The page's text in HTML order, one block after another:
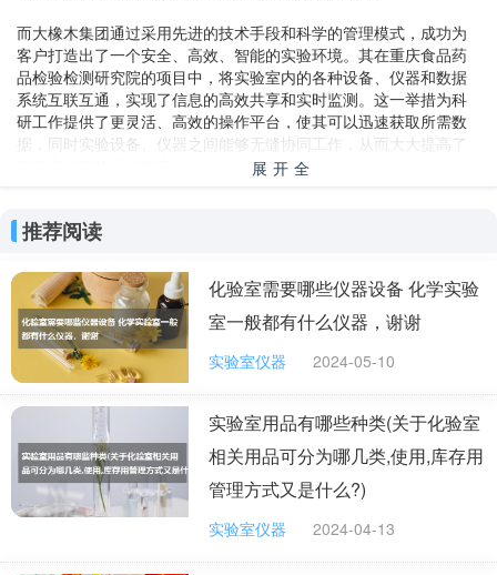
而大橡木集团通过采用先进的技术手段和科学的管理模式，成功为
客户打造出了一个安全、高效、智能的实验环境。其在重庆食品药
品检验检测研究院的项目中，将实验室内的各种设备、仪器和数据
系统互联互通，实现了信息的高效共享和实时监测。这一举措为科
研工作提供了更灵活、高效的操作平台，使其可以迅速获取所需数
据，同时实验设备、仪器之间能够无缝协同工作，从而大大提高了
如何做好高校未来的实验室建设工作
瞻性，强化技术更新与设备升级，确保实验室安全与环境友好，并
加强跨学科合作与国际交流。
首先，实验室的规划与设计应具有高瞻远瞩的特性。高校应依据自
身的教学研究目标、学科发展趋势以及未来社会需求，对实验室进
行长远规划。例如，对于快速发展的人工智能、生物技术等领域，
应预留足够的扩展空间，以适应未来技术的变革。同时，设计应注
重人性化，为学生和科研人员创造一个舒适、高效的工作环境。
其次，技术更新与设备升级是实验室建设的核心。高校应定期评估
现有设备的技术水平，及时淘汰落后设备，并引进国际先进技术和
设备。例如，可以通过与行业领先企业合作，引入最新的实验仪器
和软件，确保科研工作的前沿性。此外，还应建立设备共享机制，
提高设备利用率，避免资源浪费。
展开全
推荐阅读
化验室需要哪些仪器设备 化学实验
室一般都有什么仪器，谢谢
实验室仪器 2024-05-10
实验室用品有哪些种类(关于化验室
相关用品可分为哪几类,使用,库存用
管理方式又是什么?)
实验室仪器 2024-04-13